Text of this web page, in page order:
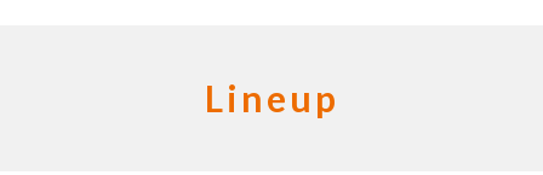
Lineup